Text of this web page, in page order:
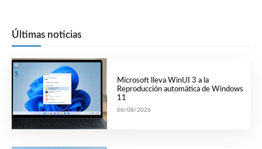
Últimas noticias
Microsoft lleva WinUI 3 a la
Reproducción automática de Windows
11
06/08/2026